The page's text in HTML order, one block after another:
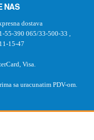
NAS
dostava
55-390 065/33-500-33
15-47
Visa.
sa uracunatim PDV-om.